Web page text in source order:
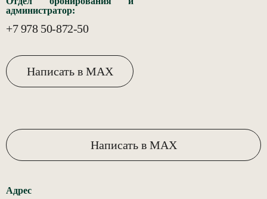
администратор:
+7 978 50-872-50
Написать в MAX
Написать в MAX
Адрес